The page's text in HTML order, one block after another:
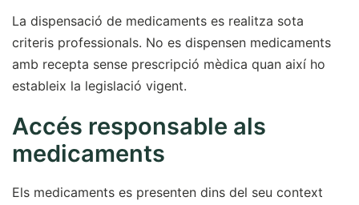
La dispensació de medicaments es realitza sota
criteris professionals. No es dispensen medicaments
amb recepta sense prescripció mèdica quan així ho
estableix la legislació vigent.
Accés responsable als
medicaments
Els medicaments es presenten dins del seu context